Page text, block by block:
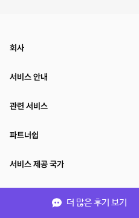
더 많은 후기 보기
회사
서비스 안내
관련 서비스
파트너쉽
서비스 제공 국가
(주)NSPACE 사업자정보